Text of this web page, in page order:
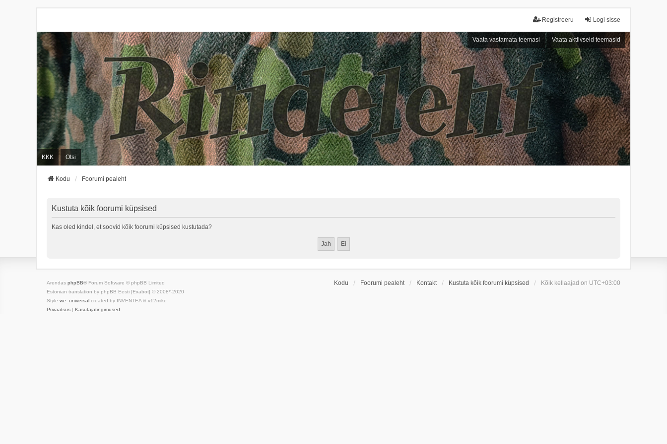
Logi sisse
Registreeru
Vaata vastamata teemasi Vaata aktiivseid teemasid
KKK Otsi
Kodu Foorumi pealeht
Kustuta kõik foorumi küpsised
Kas oled kindel, et soovid kõik foorumi küpsised kustutada?
Kodu Foorumi pealeht Kontakt Kustuta kõik foorumi küpsised Kõik kellaajad on UTC+03:00
Arendas phpBB® Forum Software © phpBB Limited
Estonian translation by phpBB Eesti [Exabot] © 2008*-2020
Style we_universal created by INVENTEA & v12mike
Privaatsus | Kasutajatingimused